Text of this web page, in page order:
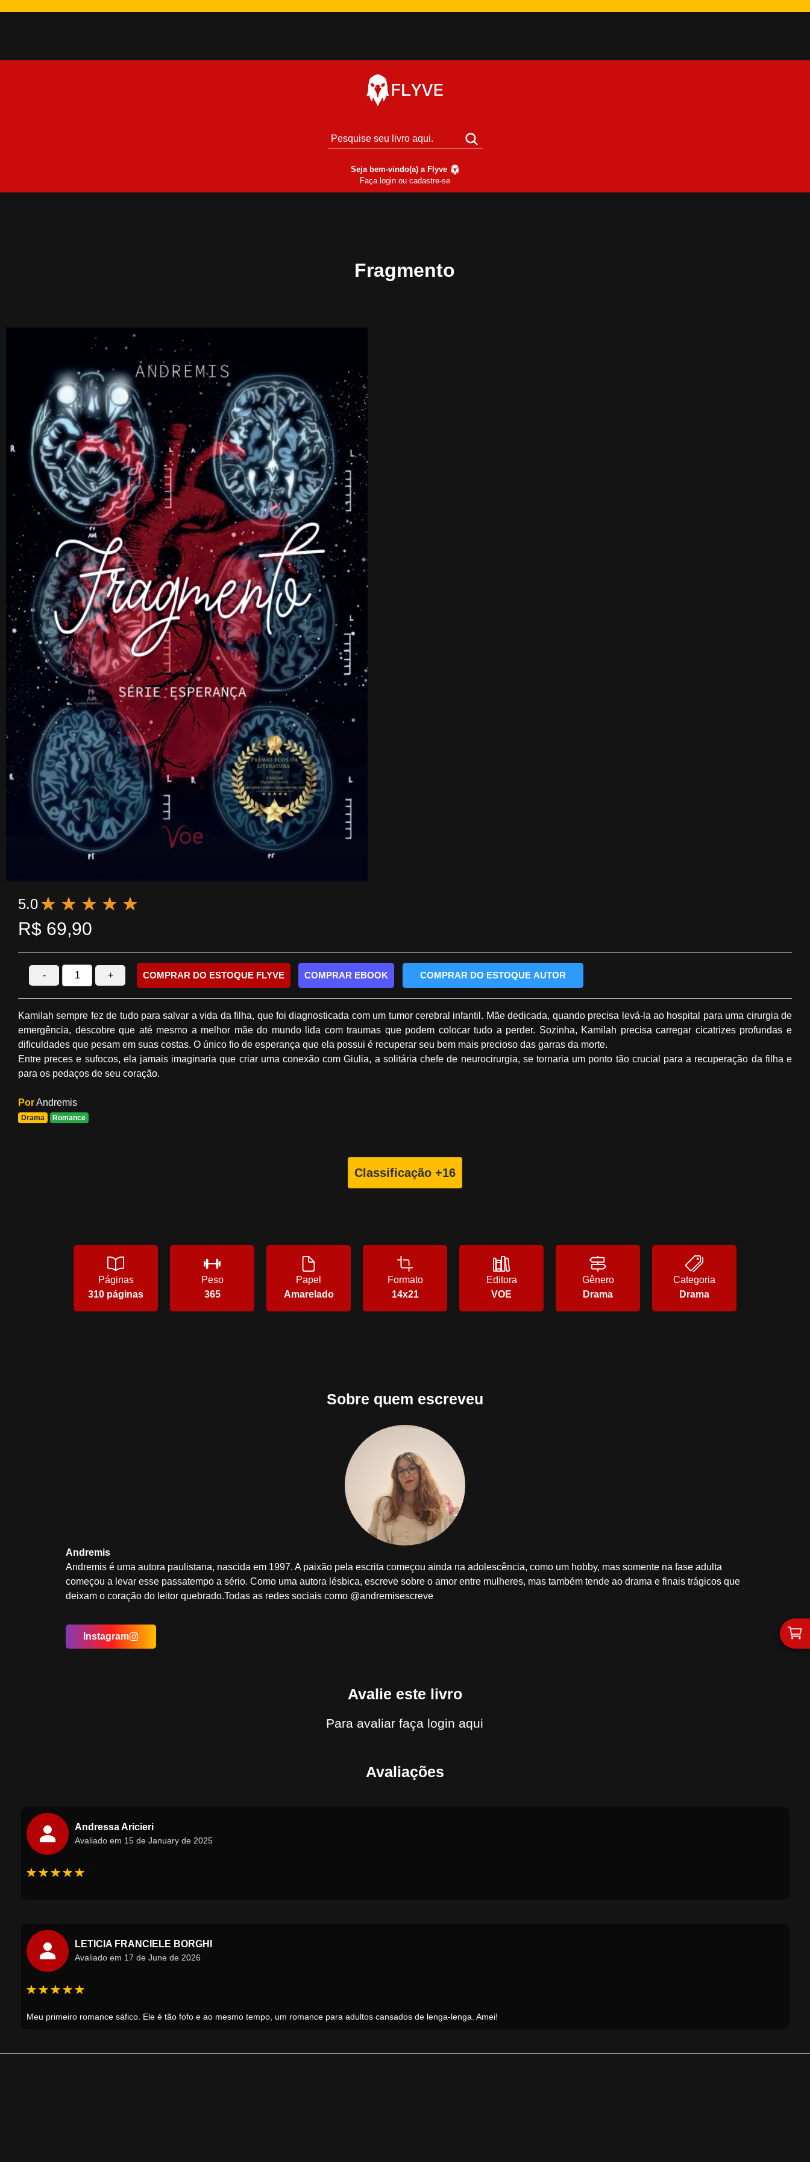
Seja bem-vindo(a) a Flyve
Faça login ou cadastre-se
Fragmento
5.0
R$ 69,90
- + COMPRAR DO ESTOQUE FLYVE COMPRAR EBOOK COMPRAR DO ESTOQUE AUTOR
Kamilah sempre fez de tudo para salvar a vida da filha, que foi diagnosticada com um tumor cerebral infantil. Mãe dedicada, quando precisa levá-la ao hospital para uma cirurgia de
emergência, descobre que até mesmo a melhor mãe do mundo lida com traumas que podem colocar tudo a perder. Sozinha, Kamilah precisa carregar cicatrizes profundas e
dificuldades que pesam em suas costas. O único fio de esperança que ela possui é recuperar seu bem mais precioso das garras da morte.
Entre preces e sufocos, ela jamais imaginaria que criar uma conexão com Giulia, a solitária chefe de neurocirurgia, se tornaria um ponto tão crucial para a recuperação da filha e
para os pedaços de seu coração.
PorAndremis
Drama Romance
Classificação +16
Páginas
310 páginas
Peso
365
Papel
Amarelado
Formato
14x21
Editora
VOE
Gênero
Drama
Categoria
Drama
Sobre quem escreveu
Andremis
Andremis é uma autora paulistana, nascida em 1997. A paixão pela escrita começou ainda na adolescência, como um hobby, mas somente na fase adulta
começou a levar esse passatempo a sério. Como uma autora lésbica, escreve sobre o amor entre mulheres, mas também tende ao drama e finais trágicos que
deixam o coração do leitor quebrado.Todas as redes sociais como @andremisescreve
Instagram
Avalie este livro
Para avaliarfaça login aqui
Avaliações
Andressa Aricieri
Avaliado em 15 de January de 2025
LETICIA FRANCIELE BORGHI
Avaliado em 17 de June de 2026
Meu primeiro romance sáfico. Ele é tão fofo e ao mesmo tempo, um romance para adultos cansados de lenga-lenga. Amei!